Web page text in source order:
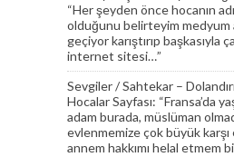
“Her şeyden önce hocanın
olduğunu belirteyim medyum
geçiyor karıştırıp başkasıyla
internet sitesi…”
Sevgiler/Sahtekar –
Hocalar Sayfası: “Fransa’da
adam burada, müslüman
evlenmemize çok büyük karşı
annem hakkımı helal etmem